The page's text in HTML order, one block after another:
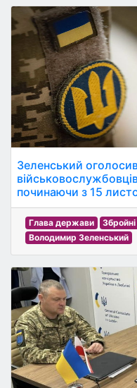
Зеленський
починаючи з 15
Глава держави
Володимир Зеленський